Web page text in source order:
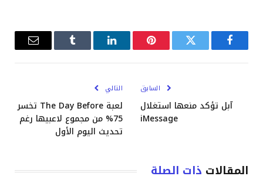
فيسبوكتويتر بينتيريستلينكدإن Tumblrالبريد
السابق
آبل تؤكد منعها استغلال
iMessage
التالي
لعبة The Day Before تخسر
75% من مجموع لاعبيها رغم
تحديث اليوم الأول
المقالات ذات الصلة